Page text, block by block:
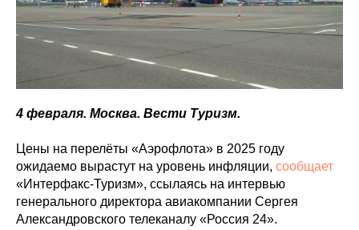
4 февраля. Москва. Вести Туризм.
Цены на перелёты «Аэрофлота» в 2025 году
ожидаемо вырастут на уровень инфляции, сообщает
«Интерфакс-Туризм», ссылаясь на интервью
генерального директора авиакомпании Сергея
Александровского телеканалу «Россия 24».